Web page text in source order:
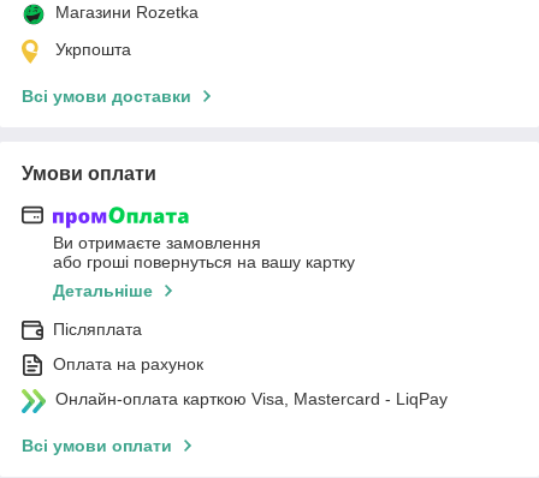
Магазини Rozetka
Укрпошта
Всі умови доставки
Умови оплати
Ви отримаєте замовлення
або гроші повернуться на вашу картку
Детальніше
Післяплата
Оплата на рахунок
Онлайн-оплата карткою Visa, Mastercard - LiqPay
Всі умови оплати